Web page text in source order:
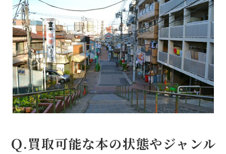
Ｑ.買取可能な本の状態やジャンル